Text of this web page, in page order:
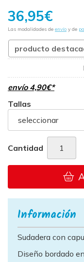
36,95€
Las modalidades de envío y de
producto
envío 4,90€*
Tallas
Cantidad
Información
Sudadera con
Diseño bordado